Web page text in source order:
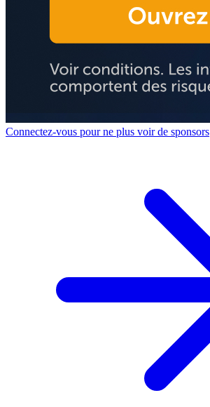
Connectez-vous pour ne plus voir de sponsors